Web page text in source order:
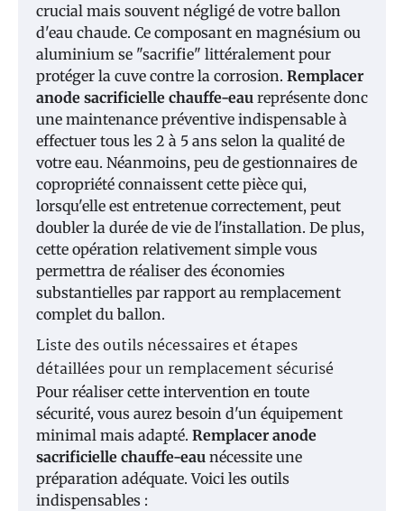
crucial mais souvent négligé de votre ballon
d'eau chaude. Ce composant en magnésium ou
aluminium se "sacrifie" littéralement pour
protéger la cuve contre la corrosion. Remplacer
anode sacrificielle chauffe-eau représente donc
une maintenance préventive indispensable à
effectuer tous les 2 à 5 ans selon la qualité de
votre eau. Néanmoins, peu de gestionnaires de
copropriété connaissent cette pièce qui,
lorsqu'elle est entretenue correctement, peut
doubler la durée de vie de l'installation. De plus,
cette opération relativement simple vous
permettra de réaliser des économies
substantielles par rapport au remplacement
complet du ballon.
Liste des outils nécessaires et étapes
détaillées pour un remplacement sécurisé
Pour réaliser cette intervention en toute
sécurité, vous aurez besoin d'un équipement
minimal mais adapté. Remplacer anode
sacrificielle chauffe-eau nécessite une
préparation adéquate. Voici les outils
indispensables :